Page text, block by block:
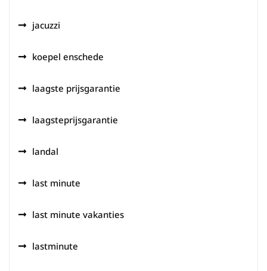
jacuzzi
koepel enschede
laagste prijsgarantie
laagsteprijsgarantie
landal
last minute
last minute vakanties
lastminute